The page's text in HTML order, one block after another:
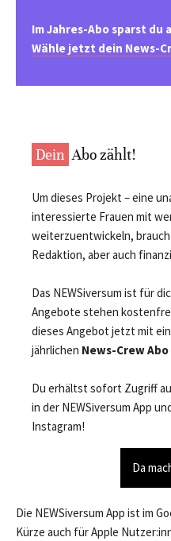
Im Jahres-Abo sparst du
Wähle jetzt dein News-
Dein Abo zählt!
Um dieses Projekt – eine
interessierte Frauen mit
weiterzuentwickeln,
Redaktion, aber auch
Das NEWSiversum ist für
Angebote stehen
dieses Angebot jetzt mit
jährlichen News-Crew Abo
Du erhältst sofort Zugriff
in der NEWSiversum App
Instagram!
Da
Die NEWSiversum App ist im
Kürze auch für Apple